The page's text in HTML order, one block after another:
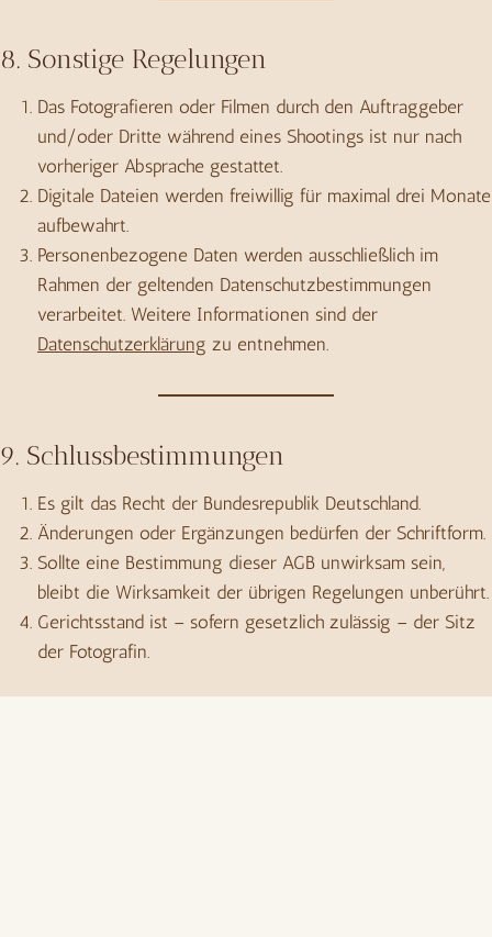
8. Sonstige Regelungen
Das Fotografieren oder Filmen durch den Auftraggeber
und/oder Dritte während eines Shootings ist nur nach
vorheriger Absprache gestattet.
Digitale Dateien werden freiwillig für maximal drei Monate
aufbewahrt.
Personenbezogene Daten werden ausschließlich im
Rahmen der geltenden Datenschutzbestimmungen
verarbeitet. Weitere Informationen sind der
Datenschutzerklärung zu entnehmen.
9. Schlussbestimmungen
Es gilt das Recht der Bundesrepublik Deutschland.
Änderungen oder Ergänzungen bedürfen der Schriftform.
Sollte eine Bestimmung dieser AGB unwirksam sein,
bleibt die Wirksamkeit der übrigen Regelungen unberührt.
Gerichtsstand ist – sofern gesetzlich zulässig – der Sitz
der Fotografin.